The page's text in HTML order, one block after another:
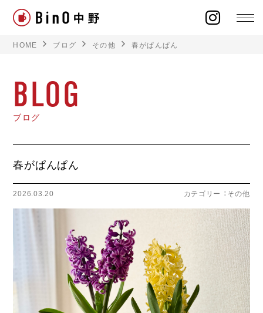
ラインナップ
施工事例
オーナー様の声
モデルハウス
ライフスタイル
クオリティ
HOME ブログ その他 春がぱんぱん
BLOG
ブログ
春がぱんぱん
2026.03.20 カテゴリー ： その他